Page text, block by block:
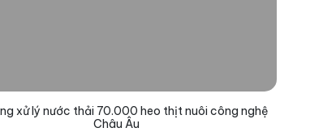
xử lý nước thải 70.000 heo thịt nuôi công nghệ
Châu Âu